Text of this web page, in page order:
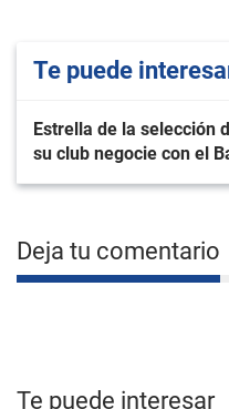
Te puede
Estrella de la selección
su club negocie con el
Deja tu comentario
Te puede interesar